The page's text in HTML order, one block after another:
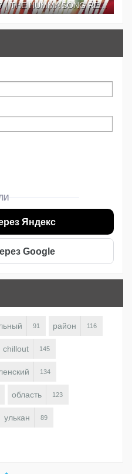
HUMMA HUMMA REMIX 2017 | THE HUMMA SONG REMIX | OK JAANU ♫ |TRAP BOLLYWOOD
Яндекс
Google
91 район 116
chillout 145
134
область 123
улькан 89